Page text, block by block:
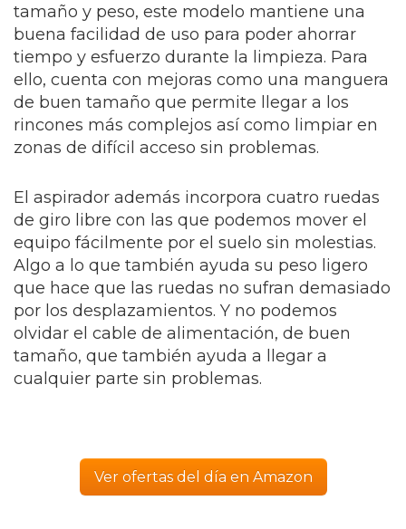
tamaño y peso, este modelo mantiene una
buena facilidad de uso para poder ahorrar
tiempo y esfuerzo durante la limpieza. Para
ello, cuenta con mejoras como una manguera
de buen tamaño que permite llegar a los
rincones más complejos así como limpiar en
zonas de difícil acceso sin problemas.
El aspirador además incorpora cuatro ruedas
de giro libre con las que podemos mover el
equipo fácilmente por el suelo sin molestias.
Algo a lo que también ayuda su peso ligero
que hace que las ruedas no sufran demasiado
por los desplazamientos. Y no podemos
olvidar el cable de alimentación, de buen
tamaño, que también ayuda a llegar a
cualquier parte sin problemas.
Ver ofertas del día en Amazon